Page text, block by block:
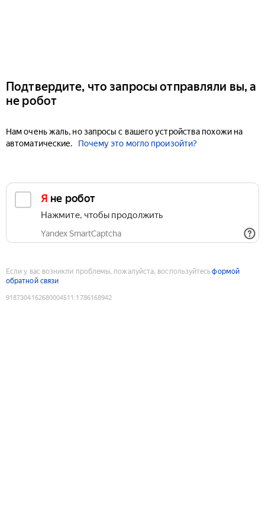
Подтвердите, что запросы отправляли вы, а
не робот
Нам очень жаль, но запросы с вашего устройства похожи на
автоматические.
Почему это могло произойти?
Я не робот
Нажмите, чтобы продолжить
Yandex SmartCaptcha
Если у вас возникли проблемы, пожалуйста, воспользуйтесьформой
обратной связи
9187304162680004511 :1786168942